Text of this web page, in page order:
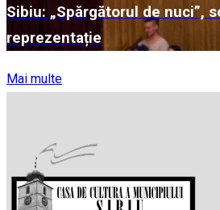
Sibiu: „Spărgătorul de nuci”,
reprezentație
Mai multe